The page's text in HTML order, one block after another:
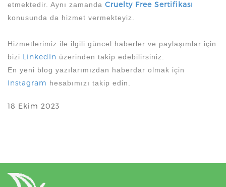
etmektedir. Aynı zamanda Cruelty Free Sertifikası
konusunda da hizmet vermekteyiz.
Hizmetlerimiz ile ilgili güncel haberler ve paylaşımlar için
bizi LinkedIn üzerinden takip edebilirsiniz.
En yeni blog yazılarımızdan haberdar olmak için
Instagram hesabımızı takip edin.
18 Ekim 2023